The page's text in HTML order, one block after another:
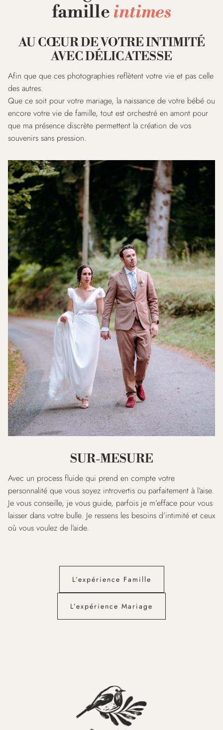
familleintimes
AU CŒUR DE VOTRE INTIMITÉ
AVEC DÉLICATESSE
Afin que que ces photographies reflètent votre vie et pas celle
des autres.
Que ce soit pour votre mariage, la naissance de votre bébé ou
encore votre vie de famille, tout est orchestré en amont pour
que ma présence discrète permettent la création de vos
souvenirs sans pression.
SUR-MESURE
Avec un process fluide qui prend en compte votre
personnalité que vous soyez introvertis ou parfaitement à l’aise.
Je vous conseille, je vous guide, parfois je m’efface pour vous
laisser dans votre bulle. Je ressens les besoins d’intimité et ceux
où vous voulez de l’aide.
L’expérience Famille
L’expérience Mariage